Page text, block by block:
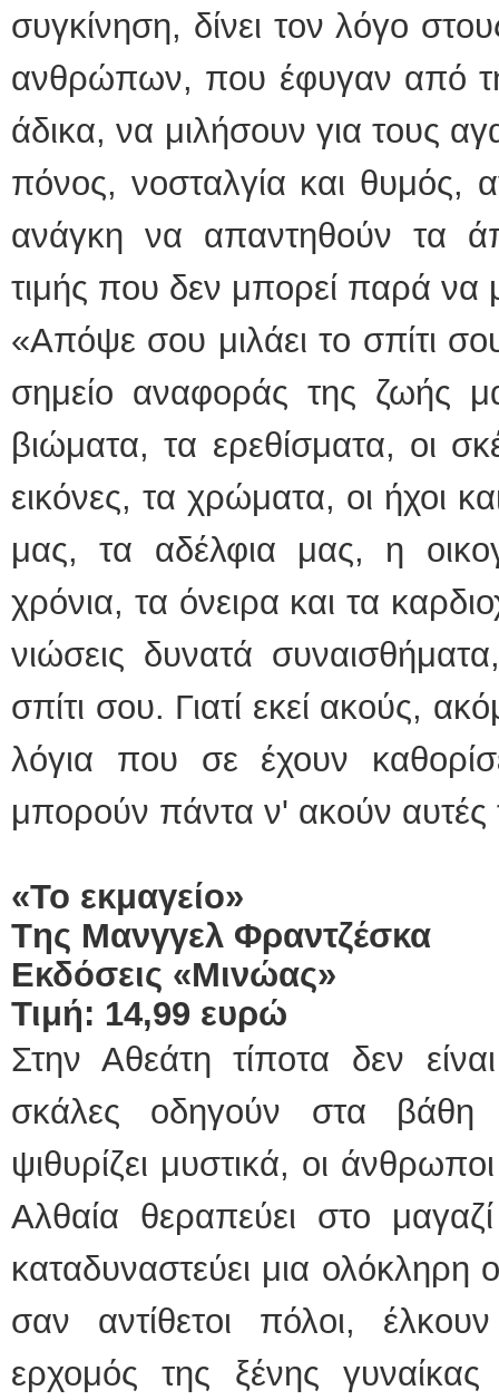
συγκίνηση, δίνει τον λόγο
ανθρώπων, που έφυγαν από
άδικα, να μιλήσουν για τους
πόνος, νοσταλγία και θυμός,
ανάγκη να απαντηθούν τα
τιμής που δεν μπορεί παρά να
«Απόψε σου μιλάει το σπίτι
σημείο αναφοράς της ζωής
βιώματα, τα ερεθίσματα, οι
εικόνες, τα χρώματα, οι ήχοι
μας, τα αδέλφια μας, η
χρόνια, τα όνειρα και τα
νιώσεις δυνατά
σπίτι σου. Γιατί εκεί ακούς,
λόγια που σε έχουν
μπορούν πάντα ν' ακούν αυτές
«Το εκμαγείο»
Tης Μανγγελ Φραντζέσκα
Εκδόσεις «Μινώας»
Τιμή: 14,99 ευρώ
Στην Αθεάτη τίποτα δεν
σκάλες οδηγούν στα
ψιθυρίζει μυστικά, οι
Αλθαία θεραπεύει στο
καταδυναστεύει μια ολόκληρη
σαν αντίθετοι πόλοι,
ερχομός της ξένης